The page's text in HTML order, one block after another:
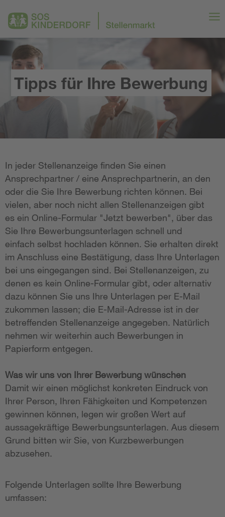
Tipps für Ihre Bewerbung
In jeder Stellenanzeige finden Sie einen
Ansprechpartner / eine Ansprechpartnerin, an den
oder die Sie Ihre Bewerbung richten können. Bei
vielen, aber noch nicht allen Stellenanzeigen gibt
es ein Online-Formular "Jetzt bewerben", über das
Sie Ihre Bewerbungsunterlagen schnell und
einfach selbst hochladen können. Sie erhalten direkt
im Anschluss eine Bestätigung, dass Ihre Unterlagen
bei uns eingegangen sind. Bei Stellenanzeigen, zu
denen es kein Online-Formular gibt, oder alternativ
dazu können Sie uns Ihre Unterlagen per E-Mail
zukommen lassen; die E-Mail-Adresse ist in der
betreffenden Stellenanzeige angegeben. Natürlich
nehmen wir weiterhin auch Bewerbungen in
Papierform entgegen.
Was wir uns von Ihrer Bewerbung wünschen
Damit wir einen möglichst konkreten Eindruck von
Ihrer Person, Ihren Fähigkeiten und Kompetenzen
gewinnen können, legen wir großen Wert auf
aussagekräftige Bewerbungsunterlagen. Aus diesem
Grund bitten wir Sie, von Kurzbewerbungen
abzusehen.
Folgende Unterlagen sollte Ihre Bewerbung
umfassen: